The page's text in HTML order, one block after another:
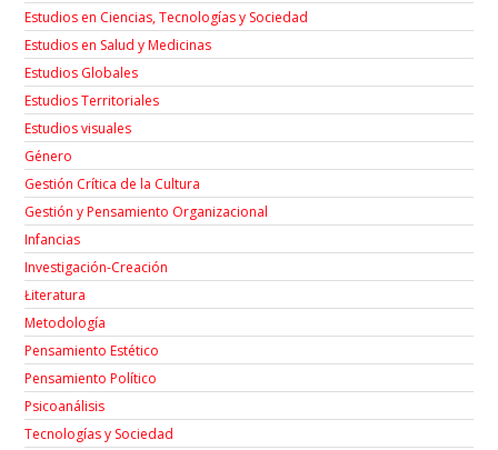
Estudios en Ciencias, Tecnologías y Sociedad
Estudios en Salud y Medicinas
Estudios Globales
Estudios Territoriales
Estudios visuales
Género
Gestión Crítica de la Cultura
Gestión y Pensamiento Organizacional
Infancias
Investigación-Creación
Łiteratura
Metodología
Pensamiento Estético
Pensamiento Político
Psicoanálisis
Tecnologías y Sociedad